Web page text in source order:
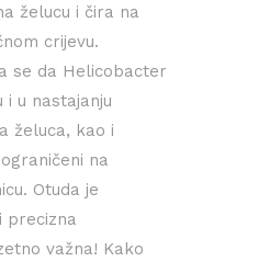
želucu i čira na
crijevu.
se da Helicobacter
i u nastajanju
želuca, kao i
na
Otuda je
precizna
važna! Kako